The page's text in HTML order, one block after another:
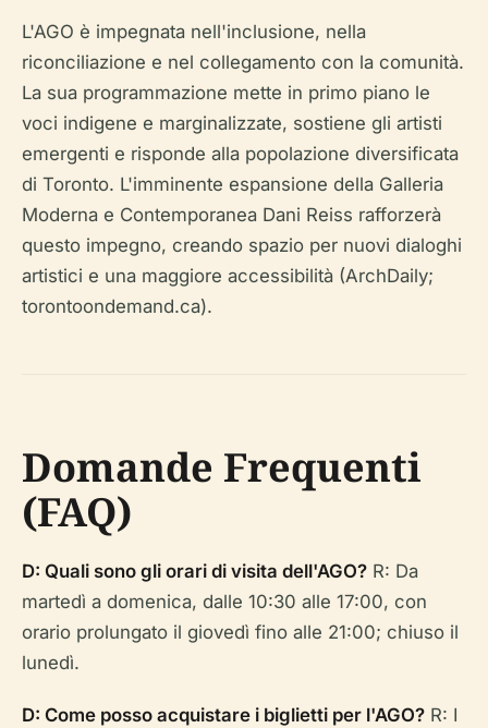
L'AGO è impegnata nell'inclusione, nella
riconciliazione e nel collegamento con la comunità.
La sua programmazione mette in primo piano le
voci indigene e marginalizzate, sostiene gli artisti
emergenti e risponde alla popolazione diversificata
di Toronto. L'imminente espansione della Galleria
Moderna e Contemporanea Dani Reiss rafforzerà
questo impegno, creando spazio per nuovi dialoghi
artistici e una maggiore accessibilità (ArchDaily;
torontoondemand.ca).
Domande Frequenti
(FAQ)
D: Quali sono gli orari di visita dell'AGO? R: Da
martedì a domenica, dalle 10:30 alle 17:00, con
orario prolungato il giovedì fino alle 21:00; chiuso il
lunedì.
D: Come posso acquistare i biglietti per l'AGO? R: I